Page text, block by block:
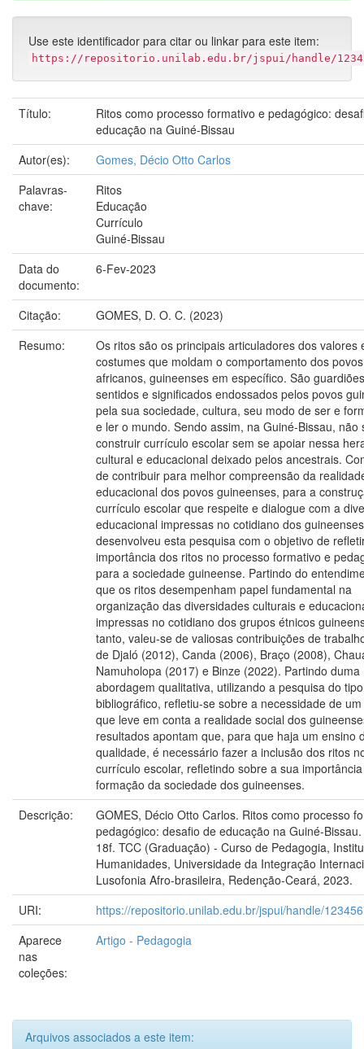
Use este identificador para citar ou linkar para este item:
https://repositorio.unilab.edu.br/jspui/handle/
Título:
Ritos como processo formativo e pedagógico:
educação na Guiné-Bissau
Autor(es):
Gomes, Décio Otto Carlos
Palavras-
chave:
Ritos
Educação
Currículo
Guiné-Bissau
Data do
documento:
6-Fev-2023
Citação:
GOMES, D. O. C. (2023)
Resumo:
Os ritos são os principais articuladores dos valores
costumes que moldam o comportamento dos povos
africanos, guineenses em específico. São
sentidos e significados endossados pelos povos
pela sua sociedade, cultura, seu modo de ser e
e ler o mundo. Sendo assim, na Guiné-Bissau, não
construir currículo escolar sem se apoiar nessa
cultural e educacional deixado pelos ancestrais.
de contribuir para melhor compreensão da
educacional dos povos guineenses, para a
currículo escolar que respeite e dialogue com a
educacional impressas no cotidiano dos
desenvolveu esta pesquisa com o objetivo de
importância dos ritos no processo formativo e
para a sociedade guineense. Partindo do
que os ritos desempenham papel fundamental na
organização das diversidades culturais e
impressas no cotidiano dos grupos étnicos
tanto, valeu-se de valiosas contribuições de
de Djaló (2012), Canda (2006), Braço (2008),
Namuholopa (2017) e Binze (2022). Partindo duma
abordagem qualitativa, utilizando a pesquisa do tipo
bibliográfico, refletiu-se sobre a necessidade de
que leve em conta a realidade social dos
resultados apontam que, para que haja um ensino
qualidade, é necessário fazer a inclusão dos ritos
currículo escolar, refletindo sobre a sua
formação da sociedade dos guineenses.
Descrição:
GOMES, Décio Otto Carlos. Ritos como processo
pedagógico: desafio de educação na Guiné-
18f. TCC (Graduação) - Curso de Pedagogia,
Humanidades, Universidade da Integração
Lusofonia Afro-brasileira, Redenção-Ceará, 2023.
URI:
https://repositorio.unilab.edu.br/jspui/handle/
Aparece
nas
coleções:
Artigo - Pedagogia
Arquivos associados a este item: